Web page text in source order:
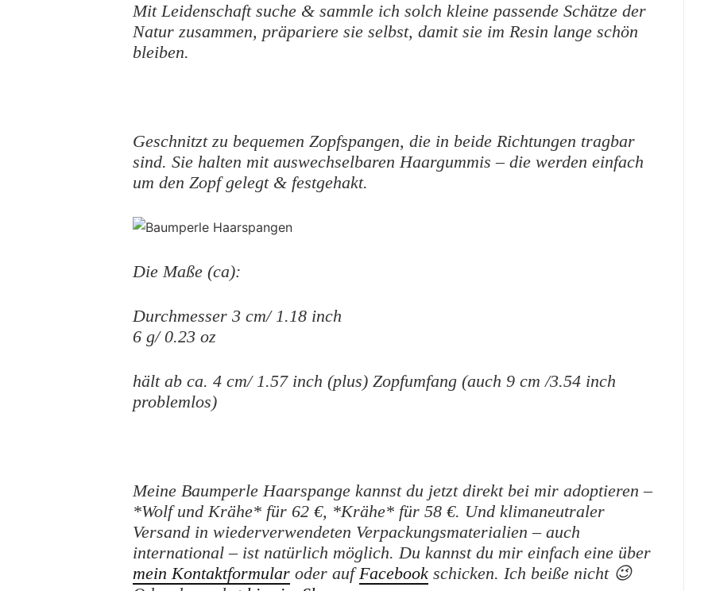
Mit Leidenschaft suche & sammle ich solch kleine passende Schätze der
Natur zusammen, präpariere sie selbst, damit sie im Resin lange schön
bleiben.
Geschnitzt zu bequemen Zopfspangen, die in beide Richtungen tragbar
sind. Sie halten mit auswechselbaren Haargummis – die werden einfach
um den Zopf gelegt & festgehakt.
Die Maße (ca):
Durchmesser 3 cm/ 1.18 inch
6 g/ 0.23 oz
hält ab ca. 4 cm/ 1.57 inch (plus) Zopfumfang (auch 9 cm /3.54 inch
problemlos)
Meine Baumperle Haarspange kannst du jetzt direkt bei mir adoptieren –
*Wolf und Krähe* für 62 €, *Krähe* für 58 €. Und klimaneutraler
Versand in wiederverwendeten Verpackungsmaterialien – auch
international – ist natürlich möglich. Du kannst du mir einfach eine über
mein Kontaktformular oder aufFacebook schicken. Ich beiße nicht 😉